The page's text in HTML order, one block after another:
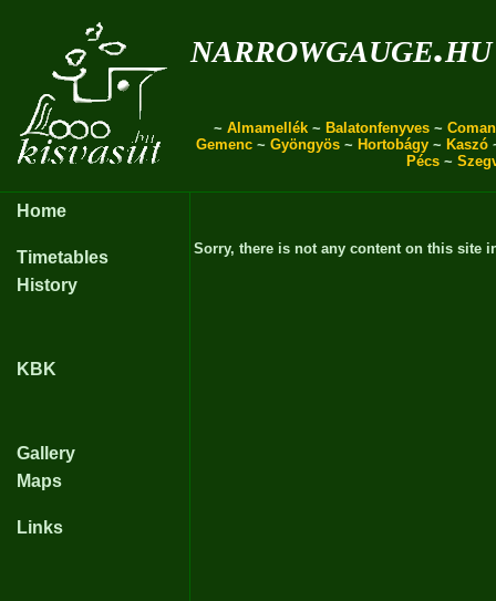
narrowgauge.hu
~ Almamellék ~ Balatonfenyves ~
Gemenc ~ Gyöngyös ~ Hortobágy ~ Kaszó
Pécs ~
Home
Timetables
History
KBK
Gallery
Maps
Links
Sorry, there is not any content on this site